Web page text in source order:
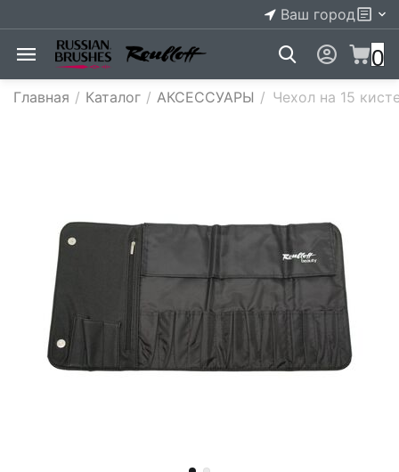
Ваш город
0
Главная / Каталог / АКСЕССУАРЫ / Чехол на 15